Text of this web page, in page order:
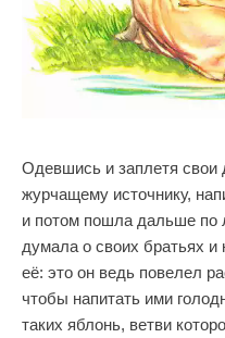
Одевшись и заплетя
журчащему источнику,
и потом пошла дальше по
думала о своих братьях и
её: это он ведь повелел
чтобы напитать ими
таких яблонь, ветви